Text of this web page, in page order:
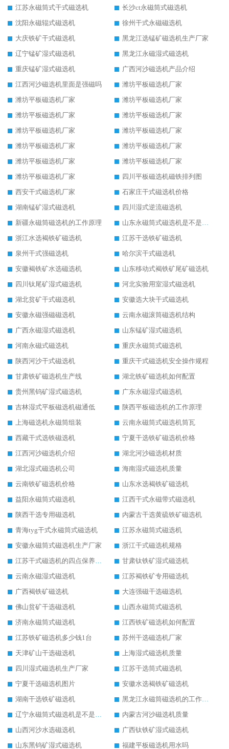
江苏永磁筒式干式磁选机
长沙ct永磁筒式磁选机
沈阳永磁辊式磁选机
徐州干式永磁磁选机
大庆铁矿干式磁选机
黑龙江选锰矿磁选机生产厂家
辽宁锰矿湿式磁选机
黑龙江永磁湿式磁选机
重庆锰矿湿式磁选机
广西河沙磁选机产品介绍
江西河沙磁选机里面是强磁吗
潍坊平板磁选机厂家
潍坊平板磁选机厂家
潍坊平板磁选机厂家
潍坊平板磁选机厂家
潍坊平板磁选机厂家
潍坊平板磁选机厂家
潍坊平板磁选机厂家
潍坊平板磁选机厂家
潍坊平板磁选机厂家
潍坊平板磁选机厂家
潍坊平板磁选机厂家
潍坊平板磁选机厂家
四川平板磁选机磁铁排列图
西安干式磁选机厂家
石家庄干式磁选机价格
湖南锰矿湿式磁选机
四川湿式逆流磁选机
新疆永磁筒磁选机的工作原理
山东永磁筒式磁选机是不是强磁
浙江水选褐铁矿磁选机
江苏干选铁矿磁选机
泉州干式强磁选机
哈尔滨干式磁选机
安徽褐铁矿水选磁选机
山东移动式褐铁矿尾矿磁选机
四川钛尾矿湿式磁选机
河北实验用室湿式磁选机
湖北贫矿干式磁选机
安徽选大块干式磁选机
安徽永磁强磁磁选机
云南永磁滚筒磁选机结构
广西永磁湿式磁选机
山东锰矿湿式磁选机
河南永磁式磁选机
重庆永磁筒式磁选机
陕西河沙干式磁选机
重庆干式磁选机安全操作规程
甘肃铁矿磁选机生产线
湖北铁矿磁选机如何配置
贵州黑钨矿湿式磁选机
广东永磁湿式磁选机
吉林湿式平板磁选机磁通低
陕西平板磁选机的工作原理
上海磁选机永磁筒组装
云南永磁筒式磁选机筒瓦
西藏干式选铁磁选机
宁夏干选铁矿磁选机价格
江西河沙磁选机介绍
湖北河沙磁选机材质
湖北湿式磁选机公司
海南湿式磁选机质量
云南铁矿磁选机价格
山东水选褐铁矿磁选机
益阳永磁筒式磁选机
江西干式永磁带式磁选机
陕西干选专用磁选机
内蒙古干选黄硫铁矿磁选机
青海tyg干式永磁筒式磁选机
江苏永磁筒式磁选机
安徽永磁筒式磁选机生产厂家
浙江干式磁选机规格
江苏干式磁选机的四点保养秘籍
甘肃钛铁矿湿式磁选机
云南永磁湿式磁选机
江苏褐铁矿专用磁选机
广西褐铁矿磁选机
大连强磁干选磁选机
佛山贫矿干选磁选机
山西永磁筒式磁选机
济南永磁筒式磁选机
江西铁矿磁选机如何配置
江苏铁矿磁选机多少钱1台
苏州干选磁选机厂家
天津矿山干选磁选机
上海湿式磁选机质量
四川湿式磁选机生产厂家
江苏干选筒式磁选机
宁夏干选磁选机图片
安徽水选褐铁矿磁选机
湖南干选铁矿磁选机
黑龙江永磁筒磁选机的工作原理
辽宁永磁筒式磁选机是不是强磁
内蒙古河沙磁选机质量
山西河沙水选磁选机
广西钛铁矿湿式磁选机
山东黑钨矿湿式磁选机
福建平板磁选机用水吗